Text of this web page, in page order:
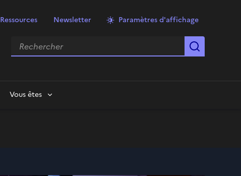
Ressources Newsletter Paramètres d'affichage
Rechercher
Vous êtes